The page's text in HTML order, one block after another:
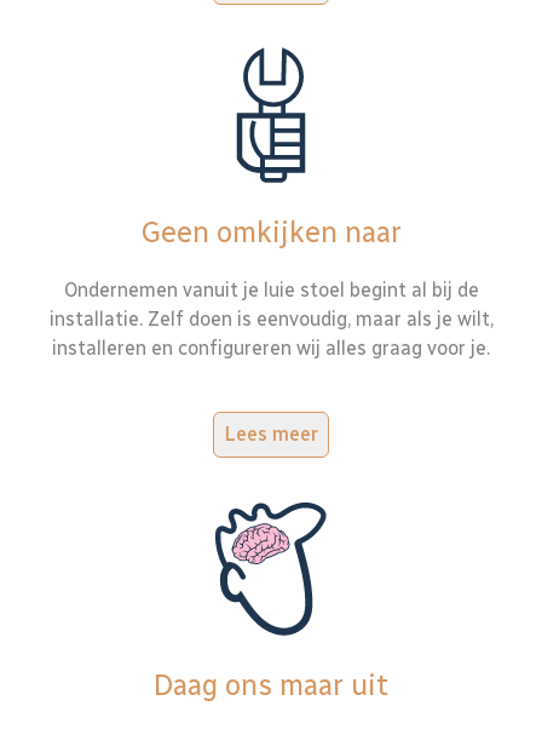
Geen omkijken naar
Ondernemen vanuit je luie stoel begint al bij de
installatie. Zelf doen is eenvoudig, maar als je wilt,
installeren en configureren wij alles graag voor je.
Lees meer
Daag ons maar uit